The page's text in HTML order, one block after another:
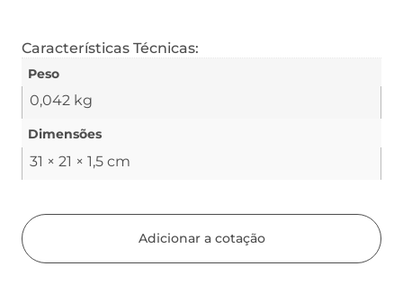
Características Técnicas:
Peso
0,042 kg
Dimensões
31 × 21 × 1,5 cm
Adicionar a cotação